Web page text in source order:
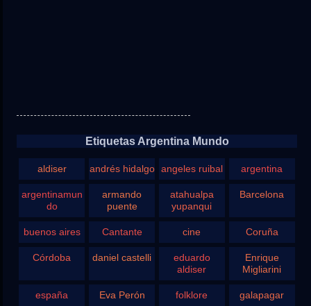
Etiquetas Argentina Mundo
aldiser andrés hidalgo angeles ruibal argentina
argentinamun
do
armando
puente
atahualpa
yupanqui
Barcelona
buenos aires Cantante cine Coruña
Córdoba daniel castelli
eduardo
aldiser
Enrique
Migliarini
españa Eva Perón folklore galapagar